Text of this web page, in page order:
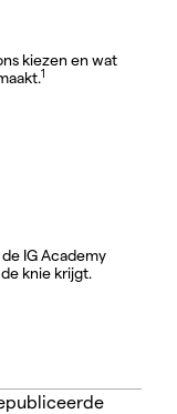
kiezen en wat
1
IG Academy
knie krijgt.